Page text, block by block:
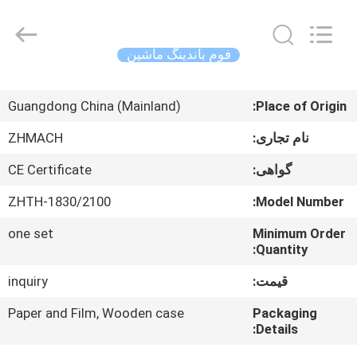
اصلی
محصولات
درباره
ما
کارخانه
equipment
فوم باندینگ ماشین
Place of Origin:
Guangdong China (Mainland)
نام تجاری:
ZHMACH
گواهی:
CE Certificate
Model Number:
ZHTH-1830/2100
Minimum Order
Quantity:
one set
قیمت:
inquiry
Packaging
Details:
Paper and Film, Wooden case